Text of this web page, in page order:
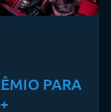
PARA